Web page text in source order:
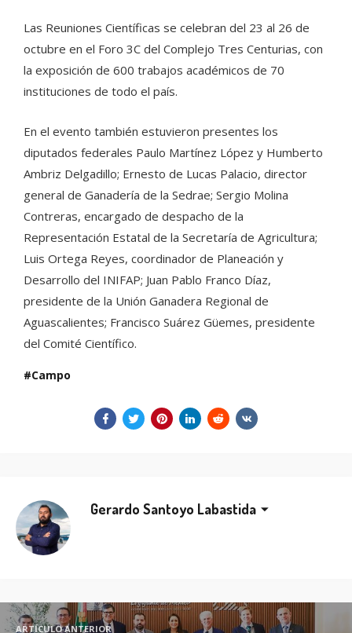
Las Reuniones Científicas se celebran del 23 al 26 de
octubre en el Foro 3C del Complejo Tres Centurias, con
la exposición de 600 trabajos académicos de 70
instituciones de todo el país.
En el evento también estuvieron presentes los
diputados federales Paulo Martínez López y Humberto
Ambriz Delgadillo; Ernesto de Lucas Palacio, director
general de Ganadería de la Sedrae; Sergio Molina
Contreras, encargado de despacho de la
Representación Estatal de la Secretaría de Agricultura;
Luis Ortega Reyes, coordinador de Planeación y
Desarrollo del INIFAP; Juan Pablo Franco Díaz,
presidente de la Unión Ganadera Regional de
Aguascalientes; Francisco Suárez Güemes, presidente
del Comité Científico.
Campo
Gerardo Santoyo Labastida
ARTÍCULO ANTERIOR